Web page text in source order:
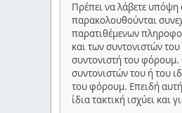
Πρέπει να λάβετε υπόψη
παρακολουθούνται
παρατιθέμενων
και των συντονιστών
συντονιστή του φόρουμ.
συντονιστών του ή του
του φόρουμ. Επειδή αυτή
ίδια τακτική ισχύει